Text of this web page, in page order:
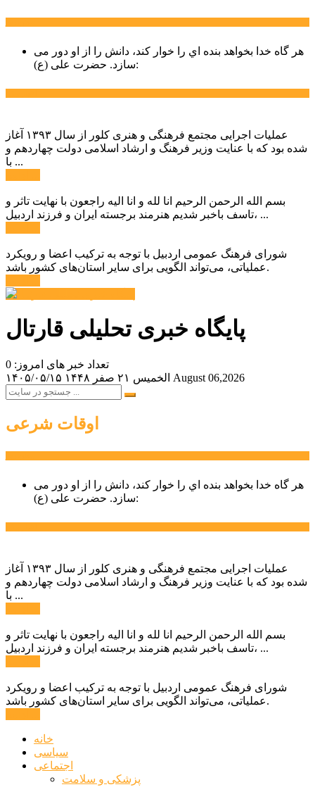
هر گاه خدا بخواهد بنده اي را خوار كند، دانش را از او دور می
سازد.حضرت علی (ع):
عملیات اجرایی مجتمع فرهنگی و هنری کلور از سال ۱۳۹۳ آغاز
شده بود که با عنایت وزیر فرهنگ و ارشاد اسلامی دولت چهاردهم و
با ...
بسم الله الرحمن الرحیم انا لله و انا الیه راجعون با نهایت تاثر و
تاسف باخبر شدیم هنرمند برجسته ایران و فرزند اردبیل، ...
شورای فرهنگ عمومی اردبیل با توجه به ترکیب اعضا و رویکرد
عملیاتی، می‌تواند الگویی برای سایر استان‌های کشور باشد.
پایگاه خبری تحلیلی قارتال
تعداد خبر های امروز: 0
۱۴۰۵/۰۵/۱۵
الخميس ۲۱ صفر ۱۴۴۸ August 06,2026
اوقات شرعی
هر گاه خدا بخواهد بنده اي را خوار كند، دانش را از او دور می
سازد.حضرت علی (ع):
عملیات اجرایی مجتمع فرهنگی و هنری کلور از سال ۱۳۹۳ آغاز
شده بود که با عنایت وزیر فرهنگ و ارشاد اسلامی دولت چهاردهم و
با ...
بسم الله الرحمن الرحیم انا لله و انا الیه راجعون با نهایت تاثر و
تاسف باخبر شدیم هنرمند برجسته ایران و فرزند اردبیل، ...
شورای فرهنگ عمومی اردبیل با توجه به ترکیب اعضا و رویکرد
عملیاتی، می‌تواند الگویی برای سایر استان‌های کشور باشد.
خانه
سیاسی
اجتماعی
پزشکی و سلامت